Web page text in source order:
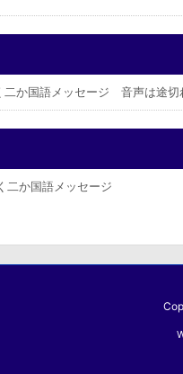
二か国語メッセージ 音声は途切
二か国語メッセージ